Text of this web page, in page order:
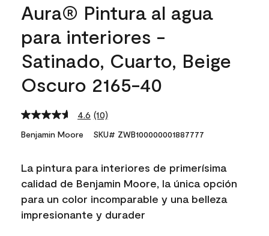
Aura® Pintura al agua
para interiores -
Satinado, Cuarto, Beige
Oscuro 2165-40
4.6 Read
10
Reviews.
link.
(10)
Benjamin Moore SKU# ZWB100000001887777
La pintura para interiores de primerísima
calidad de Benjamin Moore, la única opción
para un color incomparable y una belleza
impresionante y durader